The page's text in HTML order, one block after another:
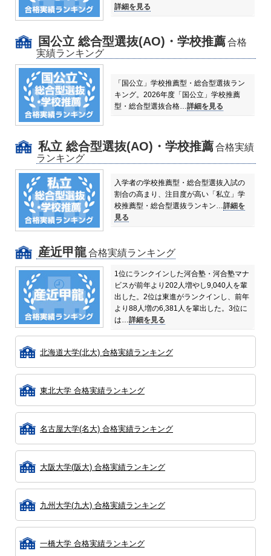
詳細を見る
国公立 総合型選抜(AO)・学校推薦合格
実績ランキング
「国公立」学校推薦型・総合型選抜ラン
キング。 2026年度「国公立」学校推薦
型・総合型選抜合格…詳細を見る
私立 総合型選抜(AO)・学校推薦合格実績
ランキング
入学者の学校推薦型・総合型選抜入試の
割合の高まり、注目度が高い「私立」学
校推薦型・総合型選抜ランキン…詳細を
見る
産近甲龍合格実績ランキング
1位にランクインした河合塾・河合塾マナ
ビスが前年より202人増やし9,040人を輩
出した。 2位は東進がランクインし、前年
より88人増の6,381人を輩出した。 3位に
は…詳細を見る
北海道大学(北大) 合格実績ランキング
東北大学 合格実績ランキング
名古屋大学(名大) 合格実績ランキング
大阪大学(阪大) 合格実績ランキング
九州大学(九大) 合格実績ランキング
一橋大学 合格実績ランキング